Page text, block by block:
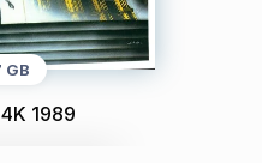
GB
1989